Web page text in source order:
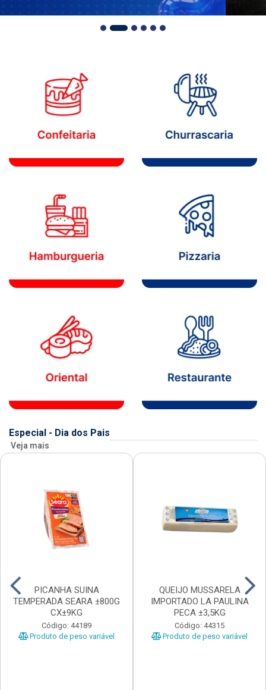
Especial - Dia dos Pais
Veja mais
PICANHA SUINA
TEMPERADA SEARA ±800G
CX±9KG
Código: 44189
Produto de peso variável
QUEIJO MUSSARELA
IMPORTADO LA PAULINA
PECA ±3,5KG
Código: 44315
Produto de peso variável